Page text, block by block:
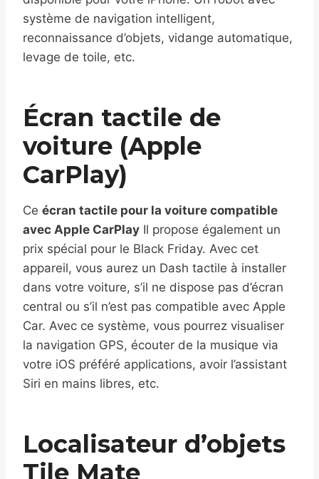
système de navigation intelligent,
reconnaissance d’objets, vidange automatique,
levage de toile, etc.
Écran tactile de
voiture (Apple
CarPlay)
Ce écran tactile pour la voiture compatible
avec Apple CarPlay Il propose également un
prix spécial pour le Black Friday. Avec cet
appareil, vous aurez un Dash tactile à installer
dans votre voiture, s’il ne dispose pas d’écran
central ou s’il n’est pas compatible avec Apple
Car. Avec ce système, vous pourrez visualiser
la navigation GPS, écouter de la musique via
votre iOS préféré applications, avoir l’assistant
Siri en mains libres, etc.
Localisateur d’objets
Tile Mate